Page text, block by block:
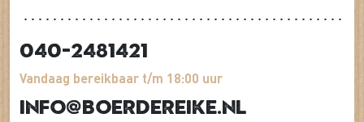
040-2481421
Vandaag bereikbaar t/m 18:00 uur
info@boerdereike.nl